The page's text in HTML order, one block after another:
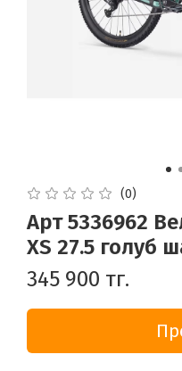
(0)
Арт 5336962
XS 27.5 голуб
345 900 тг.